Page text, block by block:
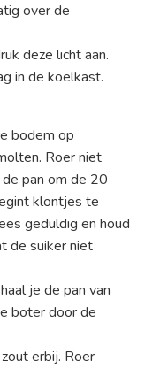
over de
deze licht aan.
in de koelkast.
bodem op
Roer niet
pan om de 20
klontjes te
geduldig en houd
de suiker niet
je de pan van
boter door de
erbij. Roer